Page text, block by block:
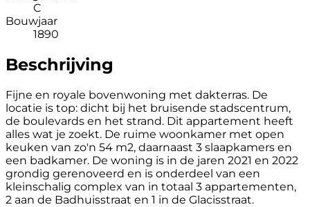
C
Bouwjaar
1890
Beschrijving
Fijne en royale bovenwoning met dakterras. De
locatie is top: dicht bij het bruisende stadscentrum,
de boulevards en het strand. Dit appartement heeft
alles wat je zoekt. De ruime woonkamer met open
keuken van zo'n 54 m2, daarnaast 3 slaapkamers en
een badkamer. De woning is in de jaren 2021 en 2022
grondig gerenoveerd en is onderdeel van een
kleinschalig complex van in totaal 3 appartementen,
2 aan de Badhuisstraat en 1 in de Glacisstraat.